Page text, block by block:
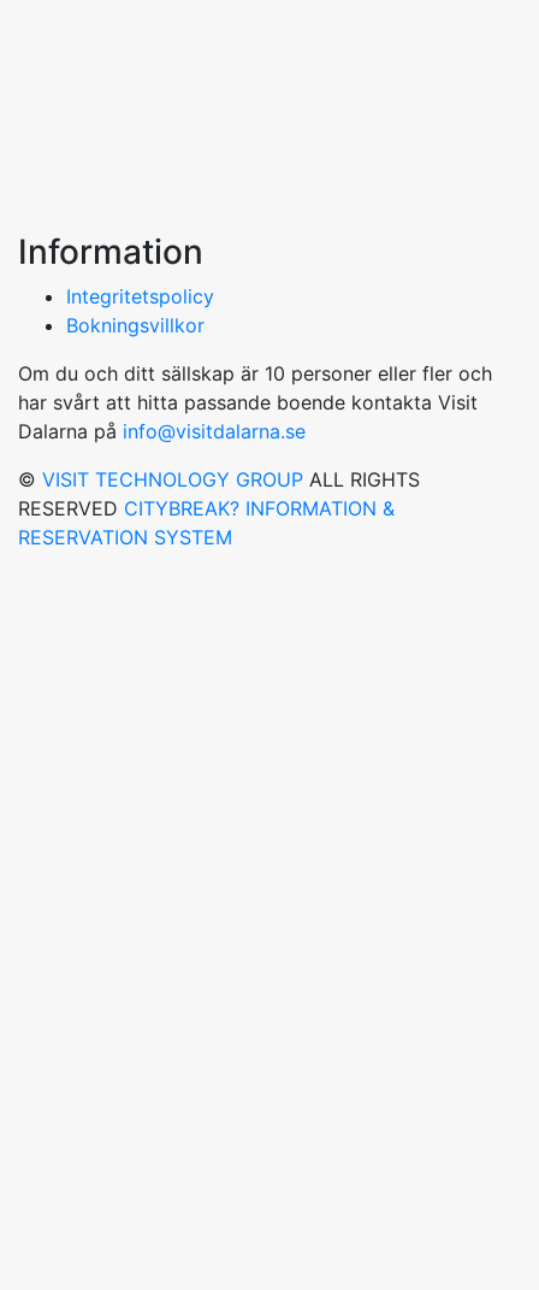
Information
Integritetspolicy
Bokningsvillkor
Om du och ditt sällskap är 10 personer eller fler och
har svårt att hitta passande boende kontakta Visit
Dalarna på info@visitdalarna.se
© VISIT TECHNOLOGY GROUP ALL RIGHTS
RESERVED CITYBREAK? INFORMATION &
RESERVATION SYSTEM